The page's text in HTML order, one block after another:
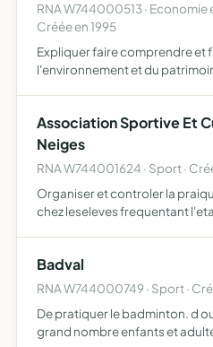
RNA W744000513 ·
Créée en 1995
Expliquer faire comprendre et
l'environnement et du
social…
Association Sportive Et
Neiges
RNA W744001624 · Sport ·
Organiser et controler la
chez leseleves frequentant
Badval
RNA W744000749 · Sport ·
De pratiquer le badminton. d
grand nombre enfants et